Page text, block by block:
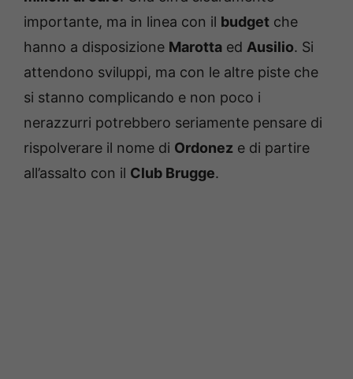
importante, ma in linea con il budget che
hanno a disposizione Marotta ed Ausilio. Si
attendono sviluppi, ma con le altre piste che
si stanno complicando e non poco i
nerazzurri potrebbero seriamente pensare di
rispolverare il nome di Ordonez e di partire
all’assalto con il Club Brugge.